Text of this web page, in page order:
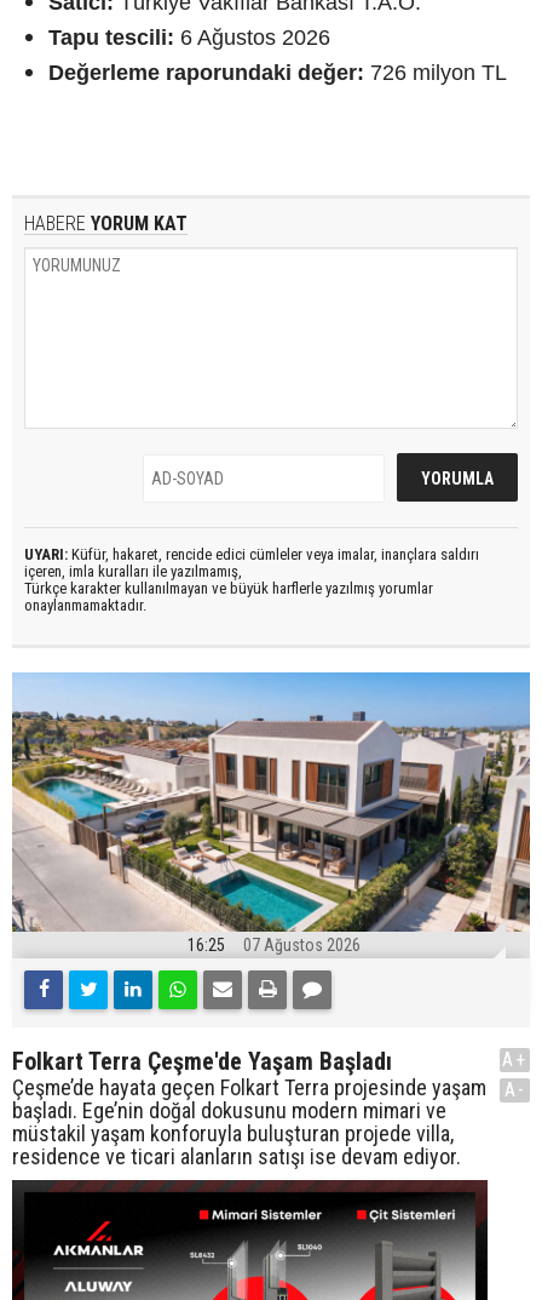
Tapu tescili: 6 Ağustos 2026
Değerleme raporundaki değer: 726 milyon TL
HABERE YORUM KAT
UYARI: Küfür, hakaret, rencide edici cümleler veya imalar, inançlara saldırı
içeren, imla kuralları ile yazılmamış,
Türkçe karakter kullanılmayan ve büyük harflerle yazılmış yorumlar
onaylanmamaktadır.
16:25 07 Ağustos 2026
Folkart Terra Çeşme'de Yaşam Başladı
Çeşme’de hayata geçen Folkart Terra projesinde yaşam
başladı. Ege’nin doğal dokusunu modern mimari ve
müstakil yaşam konforuyla buluşturan projede villa,
residence ve ticari alanların satışı ise devam ediyor.
A+
A-